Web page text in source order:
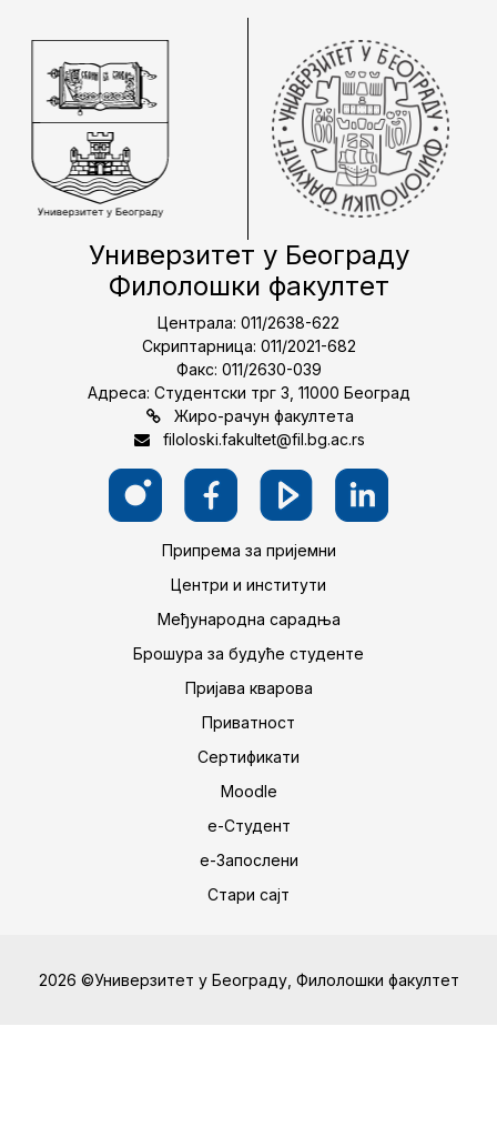
Универзитет у Београду
Филолошки факултет
Централа: 011/2638-622
Скриптарница: 011/2021-682
Факс: 011/2630-039
Адреса: Студентски трг 3, 11000 Београд
Жиро-рачун факултета
filoloski.fakultet@fil.bg.ac.rs
Припрема за пријемни
Центри и институти
Међународна сарадња
Брошура за будуће студенте
Пријава кварова
Приватност
Сертификати
Moodle
е-Студент
е-Запослени
Стари сајт
2026 ©Универзитет у Београду, Филолошки факултет